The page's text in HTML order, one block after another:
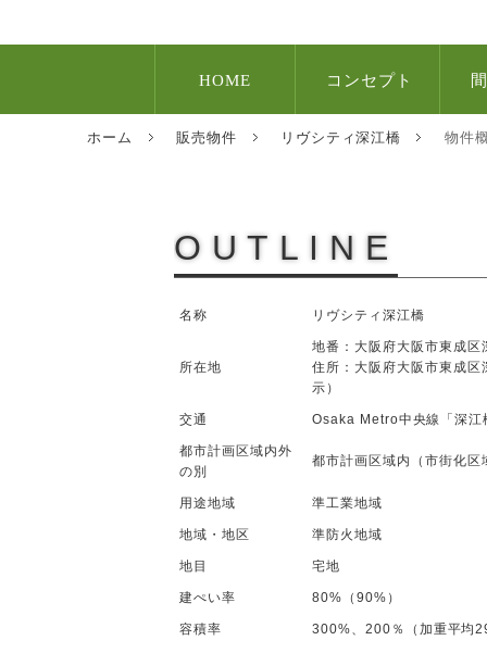
HOME コンセプト
ホーム 販売物件 リヴシティ深江橋 物件
OUTLINE
名称 リヴシティ深江橋
所在地
地番：大阪府大阪市東成
住所：大阪府大阪市東成
示）
交通 Osaka Metro中央線「深江
都市計画区域内外
の別
都市計画区域内（市街化区
用途地域 準工業地域
地域・地区 準防火地域
地目 宅地
建ぺい率 80%（90%）
容積率 300%、200％（加重平均